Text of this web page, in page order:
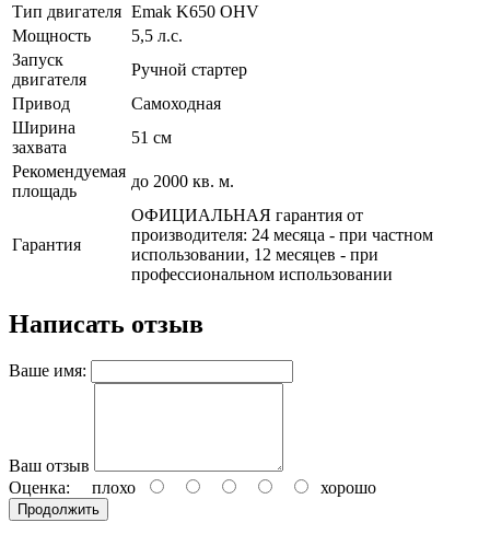
Тип двигателя Emak K650 OHV
Мощность
5,5 л.с.
Запуск
двигателя
Ручной стартер
Привод
Самоходная
Ширина
захвата
51 см
Рекомендуемая
площадь
до 2000 кв. м.
Гарантия
ОФИЦИАЛЬНАЯ гарантия от
производителя: 24 месяца - при частном
использовании, 12 месяцев - при
профессиональном использовании
Написать отзыв
Ваше имя:
Ваш отзыв
Оценка: плохо хорошо
Продолжить